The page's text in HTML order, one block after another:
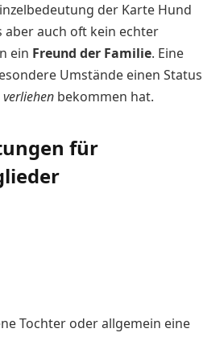
der Karte Hund
aber auch oft kein echter
ein Freund der Familie. Eine
Umstände einen Status
verliehen bekommen hat.
für
Tochter oder allgemein eine